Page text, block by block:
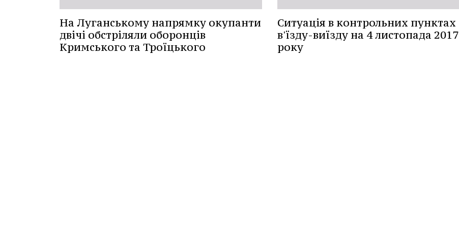
На Луганському напрямку окупанти
двічі обстріляли оборонців
Кримського та Троїцького
Ситуація в контрольних пунктах
в'їзду-виїзду на 4 листопада 2017
року